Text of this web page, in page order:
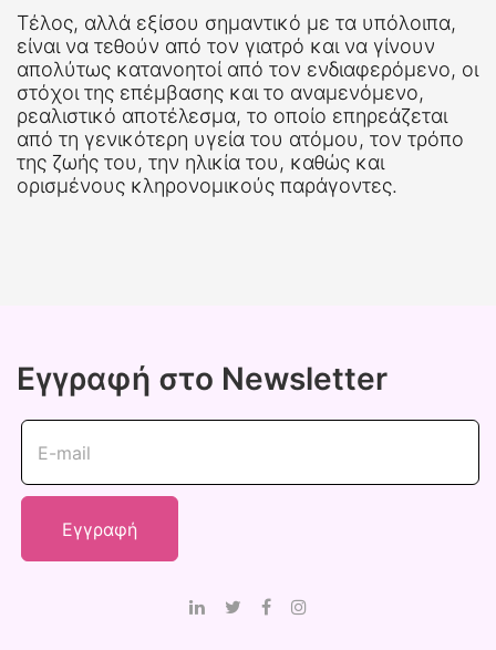
Τέλος, αλλά εξίσου σημαντικό με τα υπόλοιπα,
είναι να τεθούν από τον γιατρό και να γίνουν
απολύτως κατανοητοί από τον ενδιαφερόμενο, οι
στόχοι της επέμβασης και το αναμενόμενο,
ρεαλιστικό αποτέλεσμα, το οποίο επηρεάζεται
από τη γενικότερη υγεία του ατόμου, τον τρόπο
της ζωής του, την ηλικία του, καθώς και
ορισμένους κληρονομικούς παράγοντες.
Εγγραφή στο Newsletter
E-mail